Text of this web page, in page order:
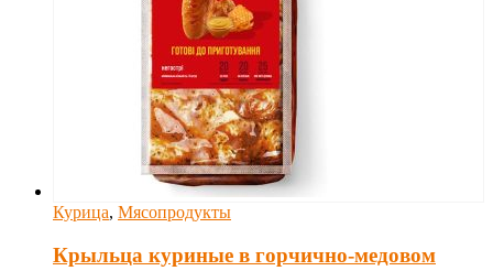
Курица, Мясопродукты
Крыльца куриные в горчично-медовом